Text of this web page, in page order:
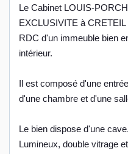
Le Cabinet LOUIS-
EXCLUSIVITE à
RDC d'un immeuble bien
intérieur.
Il est composé d'une
d'une chambre et d'une
Le bien dispose d'une cave.
Lumineux, double vitrage